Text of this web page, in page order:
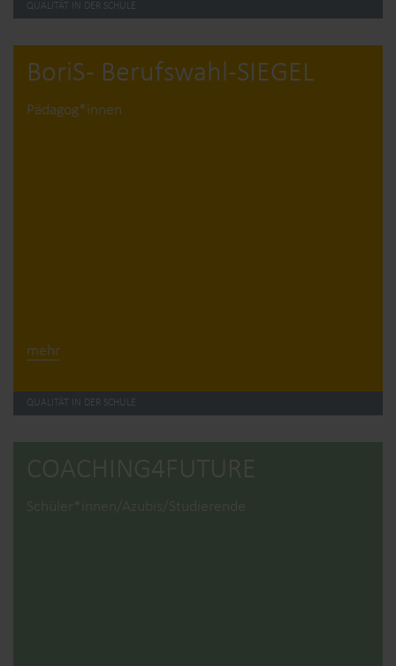
QUALITÄT IN DER SCHULE
BoriS - Berufswahl-SIEGEL
Pädagog*innen
mehr
QUALITÄT IN DER SCHULE
COACHING4­FUTURE
Schüler*innen/Azubis/Studierende